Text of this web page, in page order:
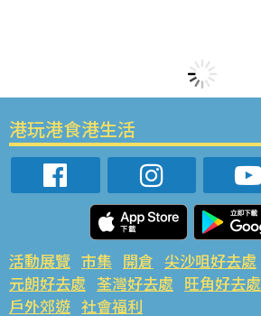
港玩港食港生活
活動展覽 市集 開倉 尖沙咀好去處
元朗好去處 荃灣好去處 旺角好去處
戶外郊遊 社會福利